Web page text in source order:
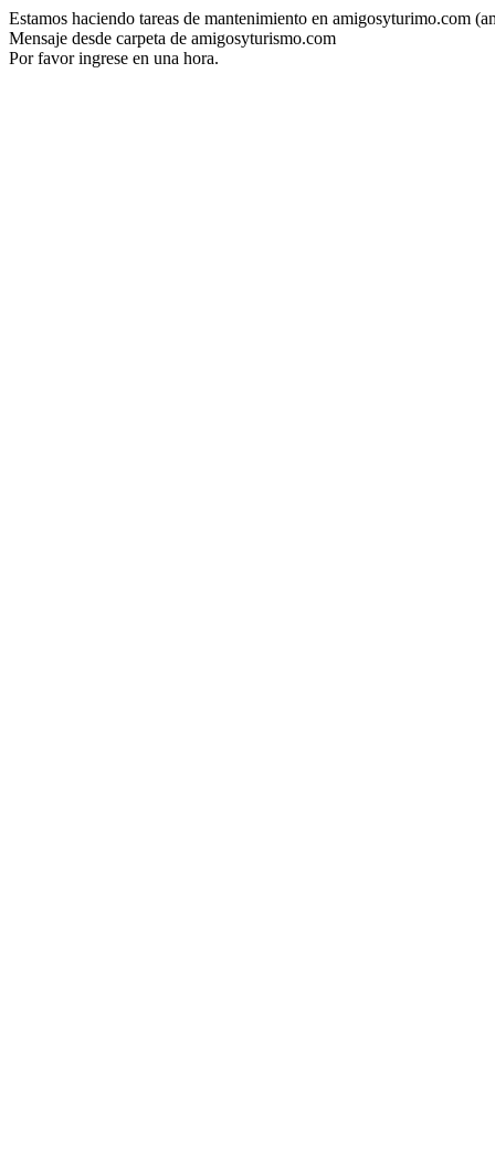
Estamos haciendo tareas de mantenimiento en amigosyturimo.com
Mensaje desde carpeta de amigosyturismo.com
Por favor ingrese en una hora.